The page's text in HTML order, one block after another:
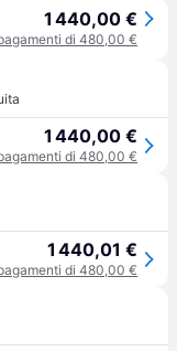
1 440,00 €
di 480,00 €
1 440,00 €
di 480,00 €
1 440,01 €
di 480,00 €